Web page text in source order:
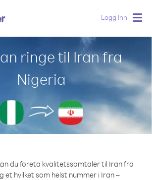
Logg Inn
ringe til Iran fra
Nigeria
du foreta kvalitetssamtaler til Iran fra
et hvilket som helst nummer i Iran –